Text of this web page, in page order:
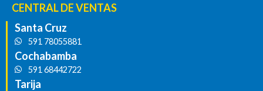
CENTRAL DE VENTAS
Santa Cruz
591 78055881
Cochabamba
591 68442722
Tarija